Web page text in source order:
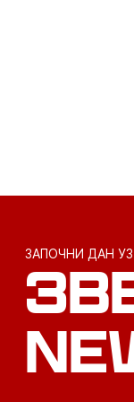
ЗАПОЧНИ ДАН